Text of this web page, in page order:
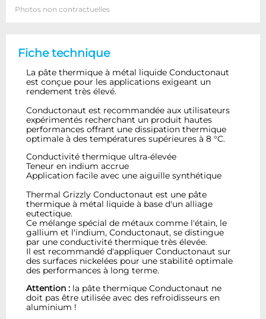
Photos non contractuelles
Fiche technique
La pâte thermique à métal liquide Conductonaut
est conçue pour les applications exigeant un
rendement très élevé.
Conductonaut est recommandée aux utilisateurs
expérimentés recherchant un produit hautes
performances offrant une dissipation thermique
optimale à des températures supérieures à 8 °C.
Conductivité thermique ultra-élevée
Teneur en indium accrue
Application facile avec une aiguille synthétique
Thermal Grizzly Conductonaut est une pâte
thermique à métal liquide à base d'un alliage
eutectique.
Ce mélange spécial de métaux comme l'étain, le
gallium et l'indium, Conductonaut, se distingue
par une conductivité thermique très élevée.
Il est recommandé d'appliquer Conductonaut sur
des surfaces nickelées pour une stabilité optimale
des performances à long terme.
Attention : la pâte thermique Conductonaut ne
doit pas être utilisée avec des refroidisseurs en
aluminium !